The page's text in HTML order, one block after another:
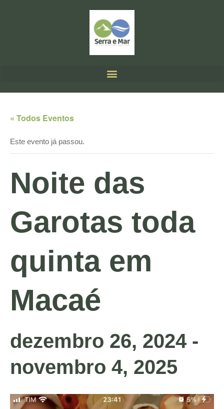
« Todos Eventos
Este evento já passou.
Noite das
Garotas toda
quinta em
Macaé
dezembro 26, 2024 -
novembro 4, 2025